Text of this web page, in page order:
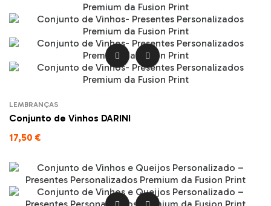
 
LEMBRANÇAS
Conjunto de Vinhos DARINI
17,50 €